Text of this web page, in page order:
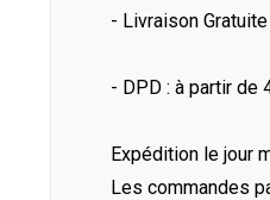
- Livraison
- DPD : à partir de
Expédition le jour
Les commandes